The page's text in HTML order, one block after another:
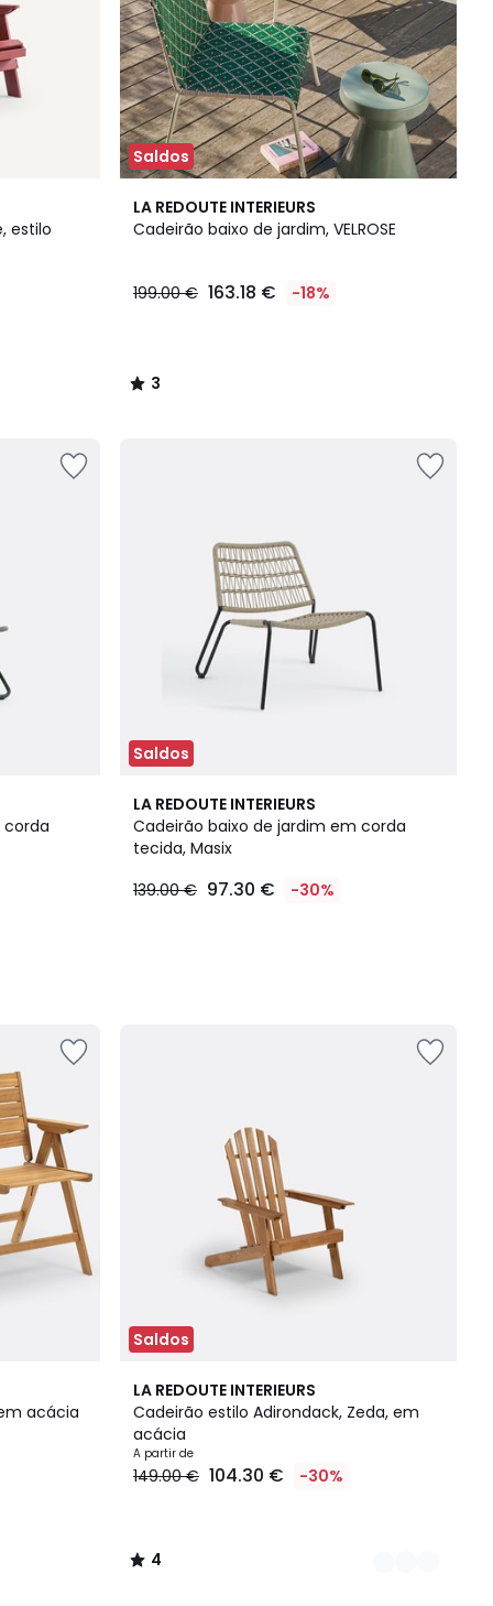
estilo
Saldos
LA REDOUTE INTERIEURS
Cadeirão baixo de jardim, VELROSE
199.00 € 163.18 € -18%
3
/
3
/
corda
Saldos
LA REDOUTE INTERIEURS
Cadeirão baixo de jardim em corda
tecida, Masix
139.00 € 97.30 € -30%
acácia
Saldos
LA REDOUTE INTERIEURS
Cadeirão estilo Adirondack, Zeda, em
acácia
A partir de
149.00 € 104.30 € -30%
4
/
5
3
Cores
4
/